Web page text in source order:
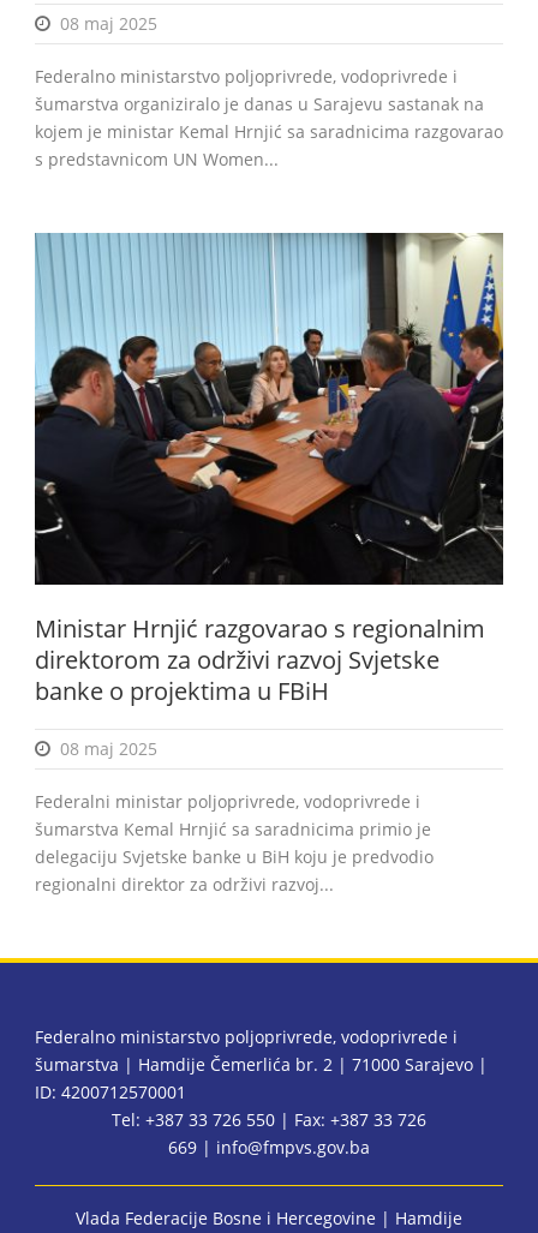
08 maj 2025
Federalno ministarstvo poljoprivrede, vodoprivrede i
šumarstva organiziralo je danas u Sarajevu sastanak na
kojem je ministar Kemal Hrnjić sa saradnicima razgovarao
s predstavnicom UN Women...
Ministar Hrnjić razgovarao s regionalnim
direktorom za održivi razvoj Svjetske
banke o projektima u FBiH
08 maj 2025
Federalni ministar poljoprivrede, vodoprivrede i
šumarstva Kemal Hrnjić sa saradnicima primio je
delegaciju Svjetske banke u BiH koju je predvodio
regionalni direktor za održivi razvoj...
Federalno ministarstvo poljoprivrede, vodoprivrede i
šumarstva | Hamdije Čemerlića br. 2 | 71000 Sarajevo |
ID: 4200712570001
Tel: +387 33 726 550 | Fax: +387 33 726
669 | info@fmpvs.gov.ba
Vlada Federacije Bosne i Hercegovine | Hamdije